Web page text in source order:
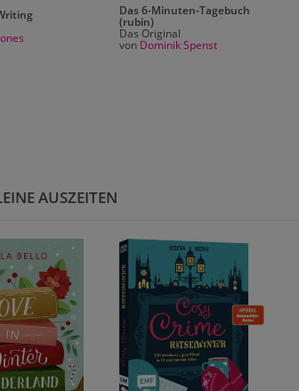
Das 6-Minuten-Tagebuch
(rubin)
Das Original
von Dominik Spenst
AUSZEITEN